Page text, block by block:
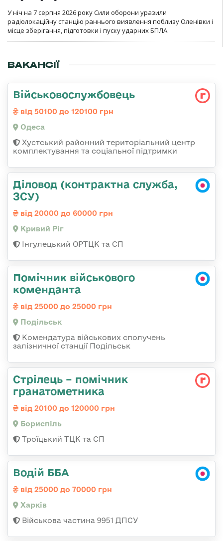
У ніч на 7 серпня 2026 року Сили оборони уразили
радіолокаційну станцію раннього виявлення поблизу Оленівки і
місце зберігання, підготовки і пуску ударних БПЛА.
ВАКАНСІЇ
Військовослужбовець
від 50100 до 120100 грн
Одеса
Хустський районний територіальний центр
комплектування та соціальної підтримки
Діловод (контрактна служба,
ЗСУ)
від 20000 до 60000 грн
Кривий Ріг
Інгулецький ОРТЦК та СП
Помічник військового
коменданта
від 25000 до 25000 грн
Подільськ
Комендатура військових сполучень
залізничної станції Подільськ
Стрілець – помічник
гранатометника
від 20100 до 120000 грн
Бориспіль
Троїцький ТЦК та СП
Водій ББА
від 25000 до 70000 грн
Харків
Військова частина 9951 ДПСУ